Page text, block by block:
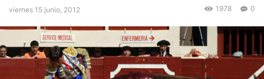
viernes 15 junio, 2012 0
1978